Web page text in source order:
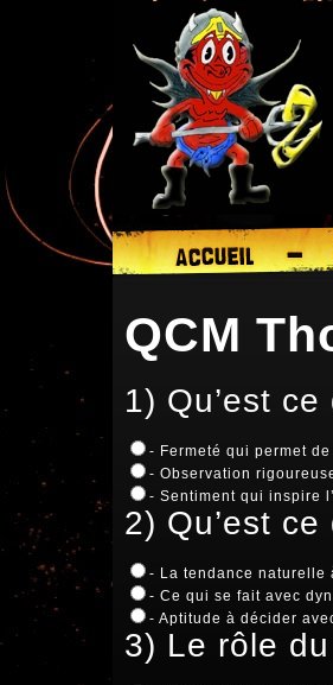
QCM
1) Qu’est
- Fermeté qui permet
- Observation
- Sentiment qui inspire
2) Qu’est
- La tendance naturelle
- Ce qui se fait avec
- Aptitude à décider
3) Le rôle